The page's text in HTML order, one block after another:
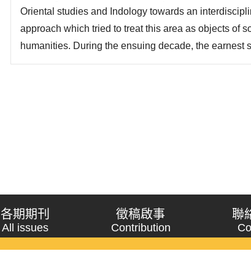
Oriental studies and Indology towards an
approach which tried to treat this area as objects of
humanities. During the ensuing decade, the earnest
the leading universities, such as the University of
各期期刊
All issues
徵稿啟事
Contribution
聯